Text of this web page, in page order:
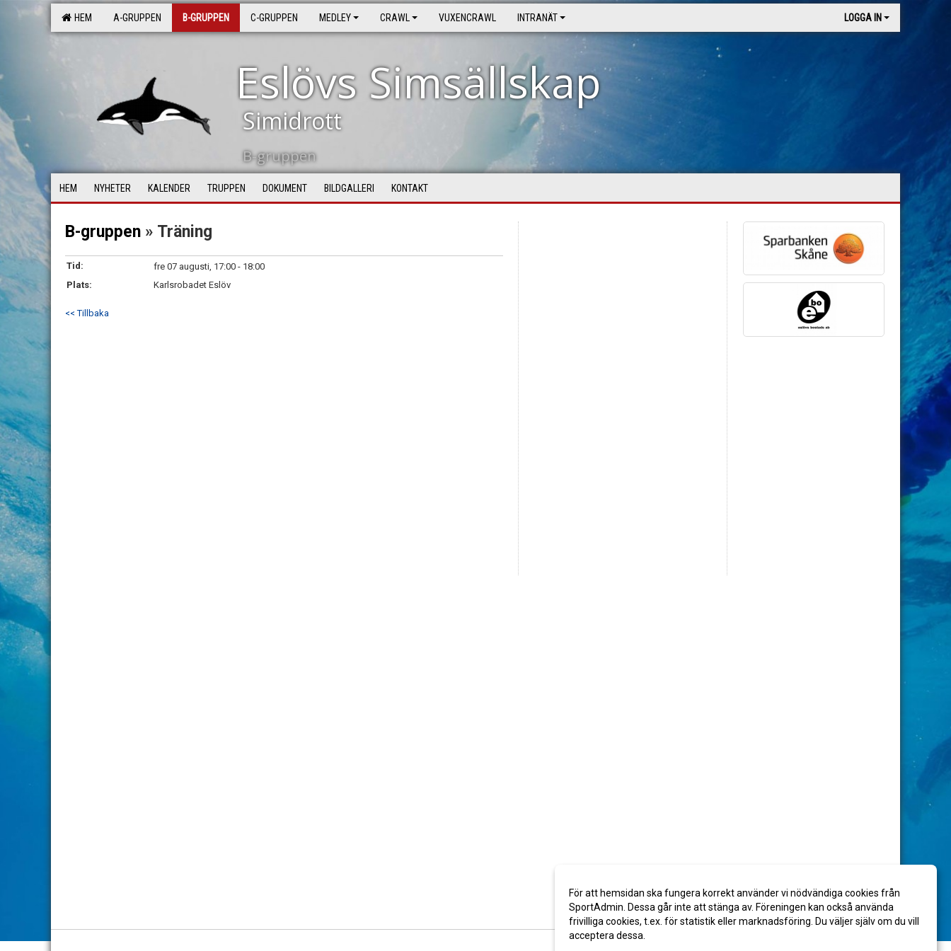
HEM A-GRUPPEN B-GRUPPEN C-GRUPPEN MEDLEY CRAWL VUXENCRAWL INTRANÄT LOGGA IN
Eslövs Simsällskap
Simidrott
B-gruppen
HEM NYHETER KALENDER TRUPPEN DOKUMENT BILDGALLERI KONTAKT
B-gruppen » Träning
Tid:
fre 07 augusti, 17:00 - 18:00
Plats:
Karlsrobadet Eslöv
<< Tillbaka
För att hemsidan ska fungera korrekt använder vi nödvändiga cookies från
SportAdmin. Dessa går inte att stänga av. Föreningen kan också använda
frivilliga cookies, t.ex. för statistik eller marknadsföring. Du väljer själv om du vill
acceptera dessa.